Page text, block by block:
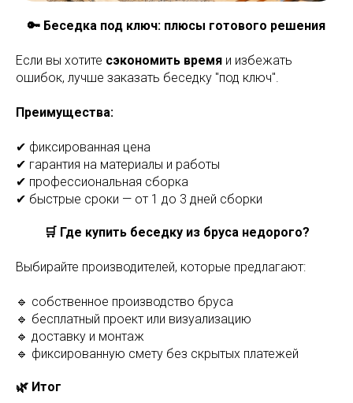
🔑 Беседка под ключ: плюсы готового решения
Если вы хотите сэкономить время и избежать
ошибок, лучше заказать беседку "под ключ".
Преимущества:
✔ фиксированная цена
✔ гарантия на материалы и работы
✔ профессиональная сборка
✔ быстрые сроки — от 1 до 3 дней сборки
🛒 Где купить беседку из бруса недорого?
Выбирайте производителей, которые предлагают:
🔹 собственное производство бруса
🔹 бесплатный проект или визуализацию
🔹 доставку и монтаж
🔹 фиксированную смету без скрытых платежей
🌿 Итог